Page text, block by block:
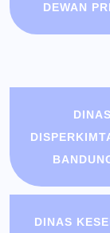
DEWAN
DINAS
DINAS